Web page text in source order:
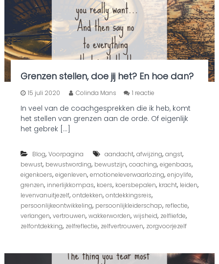
Grenzen stellen, doe jij het? En hoe dan?
15 juli 2020 Colinda Mans 1 reactieo
G
r
e
n
s
e
l
e
n
In veel van de coachgesprekken die ik heb, komt
het stellen van grenzen aan de orde. Of eigenlijk
het gebrek […]
Blog, Voorpagina aandacht, afwijzing, angst,
bewust, bewustwording, bewustzijn, coaching, eigenbaas,
eigenkoers, eigenleven, emotioneleverwaarlozing, enjoylife,
grenzen, innerlijkkompas, koers, koersbepalen, kracht, leiden,
levenvanuitjezelf, ontdekken, ontdekkingsreis,
persoonlijkeontwikkeling, persoonlijkleiderschap, reflectie,
verlangen, vertrouwen, wakkerworden, wijsheid, zelfliefde,
zelfontdekking, zelfreflectie, zelfvertrouwen, zorgvoorjezelf